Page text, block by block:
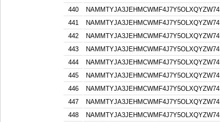
440
441
442
443
444
445
446
447
448